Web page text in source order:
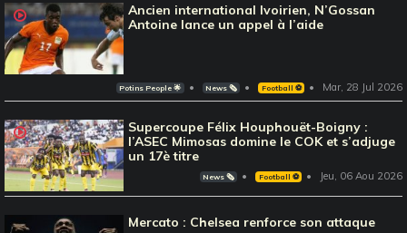
Ancien international Ivoirien, N’Gossan
Antoine lance un appel à l’aide
Potins People 🌟 News 🗞️ Football ⚽️ Mar, 28 Jul 2026
Supercoupe Félix Houphouët-Boigny :
l’ASEC Mimosas domine le COK et s’adjuge
un 17è titre
News 🗞️ Football ⚽️ Jeu, 06 Aou 2026
Mercato : Chelsea renforce son attaque